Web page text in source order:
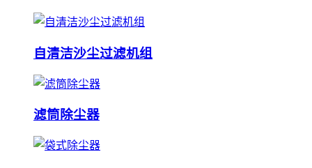
自清洁沙尘过滤机组
滤筒除尘器